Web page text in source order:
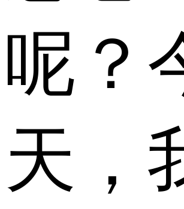
呢？
天，